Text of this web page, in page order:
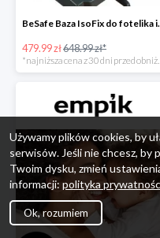
BeSafe
479.99 zł648.99 zł*
Używamy plików cookies, by
serwisów. Jeśli nie chcesz, by
Twoim dysku, zmień
informacji: polityka
Ok, rozumiem